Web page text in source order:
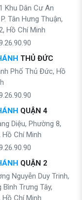
Khu Dân Cư An
Tân Hưng Thuận,
Hồ Chí Minh
THỦ ĐỨC
Phố Thủ Đức, Hồ
QUẬN 4
Diệu, Phường 8,
Hồ Chí Minh
QUẬN 2
Nguyễn Duy Trinh,
Bình Trưng Tây,
Hồ Chí Minh